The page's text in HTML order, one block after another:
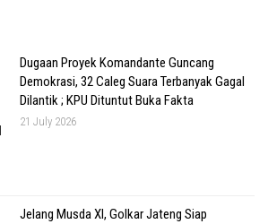
Dugaan Proyek Komandante Guncang
Demokrasi, 32 Caleg Suara Terbanyak Gagal
Dilantik ; KPU Dituntut Buka Fakta
21 July 2026
Jelang Musda XI, Golkar Jateng Siap